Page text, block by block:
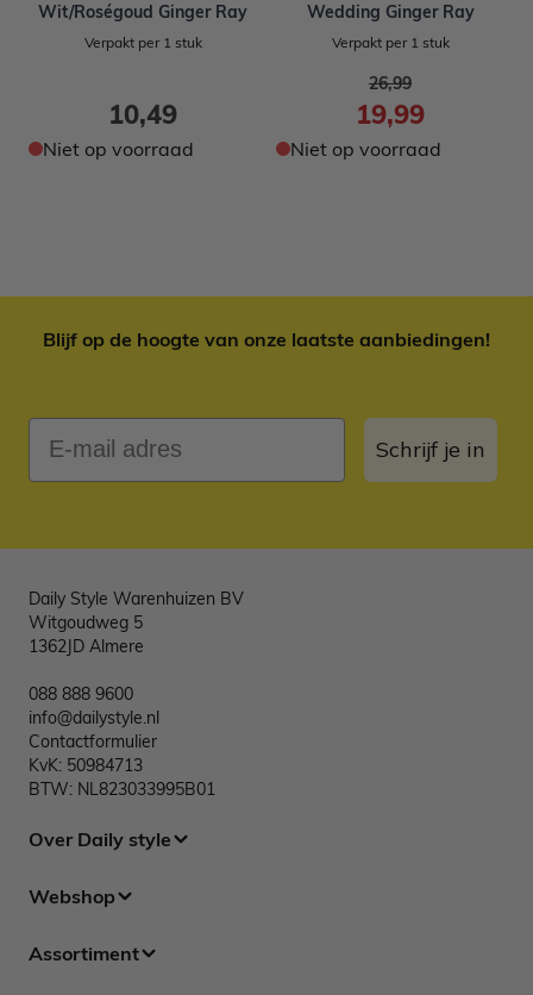
Wit/Roségoud Ginger Ray
Verpakt per 1 stuk
10,49
Niet op voorraad
Wedding Ginger Ray
Verpakt per 1 stuk
Speciale prijs
19,99
Normale prijs
26,99
Niet op voorraad
Blijf op de hoogte van onze laatste aanbiedingen!
E-mail adres
Schrijf je in
Daily Style Warenhuizen BV
Witgoudweg 5
1362JD Almere
088 888 9600
info@dailystyle.nl
Contactformulier
KvK: 50984713
BTW: NL823033995B01
Over Daily style
Webshop
Assortiment